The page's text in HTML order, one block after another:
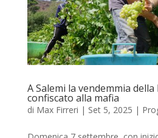
A Salemi la vendemmia
confiscato alla mafia
di Max Firreri | Set 5, 2025 |